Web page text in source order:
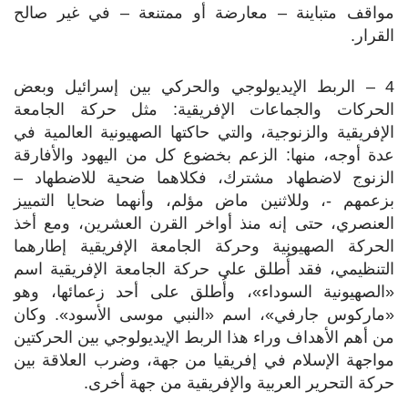
مواقف متباينة – معارضة أو ممتنعة – في غير صالح
القرار.
4 – الربط الإيديولوجي والحركي بين إسرائيل وبعض
الحركات والجماعات الإفريقية: مثل حركة الجامعة
الإفريقية والزنوجية، والتي حاكتها الصهيونية العالمية في
عدة أوجه، منها: الزعم بخضوع كل من اليهود والأفارقة
الزنوج لاضطهاد مشترك، فكلاهما ضحية للاضطهاد –
بزعمهم -، وللاثنين ماض مؤلم، وأنهما ضحايا التمييز
العنصري، حتى إنه منذ أواخر القرن العشرين، ومع أخذ
الحركة الصهيونية وحركة الجامعة الإفريقية إطارهما
التنظيمي، فقد أُطلق على حركة الجامعة الإفريقية اسم
«الصهيونية السوداء»، وأُطلق على أحد زعمائها، وهو
«ماركوس جارفي»، اسم «النبي موسى الأسود». وكان
من أهم الأهداف وراء هذا الربط الإيديولوجي بين الحركتين
مواجهة الإسلام في إفريقيا من جهة، وضرب العلاقة بين
حركة التحرير العربية والإفريقية من جهة أخرى.